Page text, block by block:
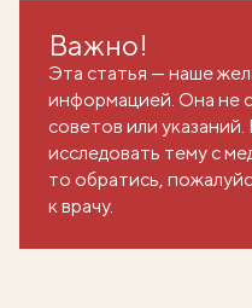
Важно!
Эта статья — наше
информацией. Она не
советов или
исследовать тему с
то обратись,
к врачу.